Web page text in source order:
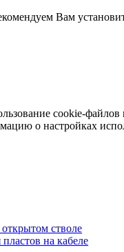
Вам
cookie-
о настройках
стволе
на кабеле